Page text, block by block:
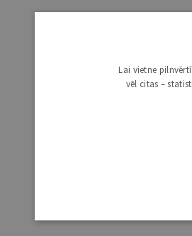
Lai vietne
vēl citas –